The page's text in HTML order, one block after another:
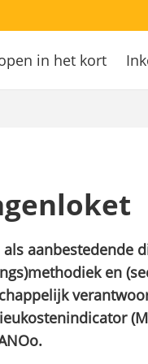
in het kort
aanbestedende
en